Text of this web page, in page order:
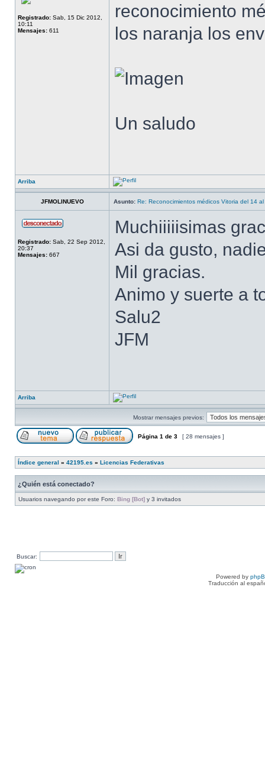
Registrado: Sab, 15 Dic 2012,
10:11
Mensajes: 611
reconocimiento
los naranja los
Un saludo
Arriba
JFMOLINUEVO Asunto: Re: Reconocimientos médicos Vitoria del 14
Registrado: Sab, 22 Sep 2012,
20:37
Mensajes: 667
Muchiiiiisimas
Asi da gusto,
Mil gracias.
Animo y suerte a
Salu2
JFM
Arriba
Mostrar mensajes previos:
Página 1 de 3 [ 28 mensajes ]
Índice general » 42195.es » Licencias Federativas
¿Quién está conectado?
Usuarios navegando por este Foro: Bing [Bot] y 3 invitados
Buscar:
Powered by
Traducción al